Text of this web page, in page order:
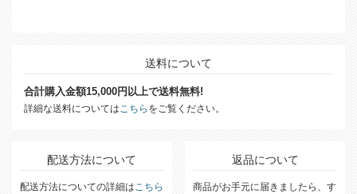
送料について
合計購入金額15,000円以上で送料無料!
詳細な送料についてはこちら をご覧ください。
配送方法について
配送方法についての詳細はこちら
返品について
商品がお手元に届きましたら、す